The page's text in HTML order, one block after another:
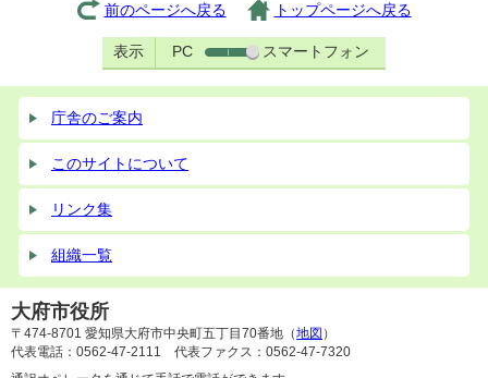
前のページへ戻る トップページへ戻る
表示 PC スマートフォン
庁舎のご案内
このサイトについて
リンク集
組織一覧
大府市役所
〒474-8701 愛知県大府市中央町五丁目70番地（地図 ）
代表電話：0562-47-2111 代表ファクス：0562-47-7320